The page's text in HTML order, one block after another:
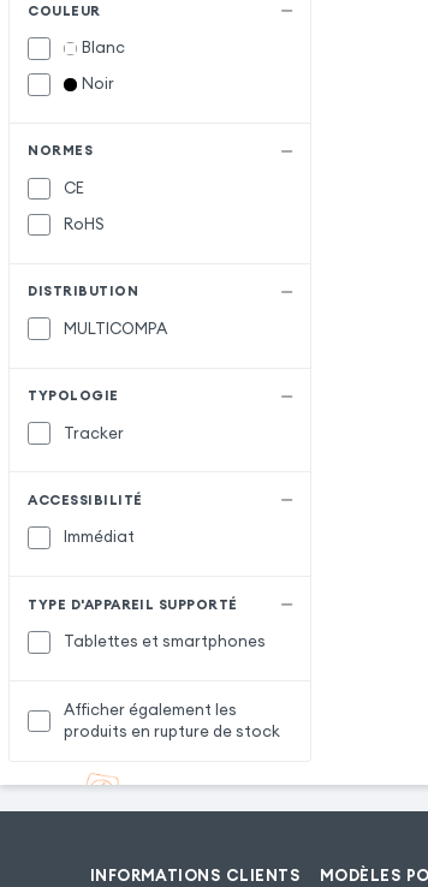
COULEUR
Blanc
Noir
NORMES
CE
RoHS
DISTRIBUTION
MULTICOMPA
TYPOLOGIE
Tracker
ACCESSIBILITÉ
Immédiat
TYPE D'APPAREIL SUPPORTÉ
Tablettes et smartphones
Afficher également les
produits en rupture de stock
INFORMATIONS CLIENTS
MODÈLES